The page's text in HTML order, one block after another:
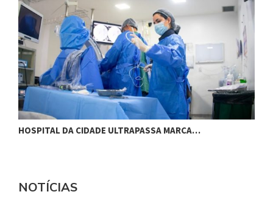
HOSPITAL DA CIDADE ULTRAPASSA MARCA…
NOTÍCIAS